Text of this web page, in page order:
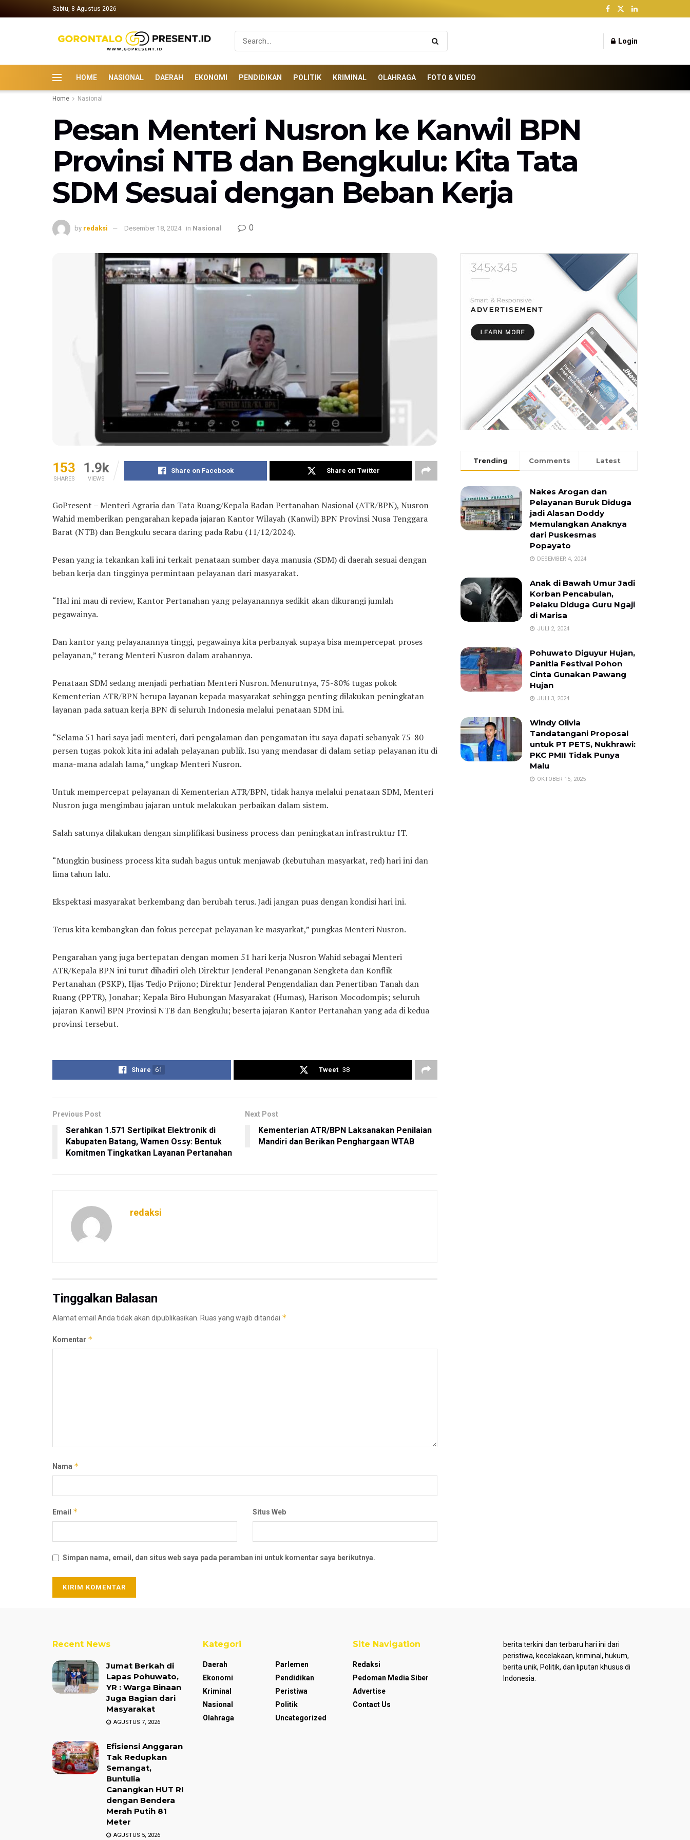
Sabtu, 8 Agustus 2026
Login
HOME NASIONAL DAERAH EKONOMI PENDIDIKAN POLITIK KRIMINAL OLAHRAGA FOTO & VIDEO
Home Nasional
Pesan Menteri Nusron ke Kanwil BPN
Provinsi NTB dan Bengkulu: Kita Tata
SDM Sesuai dengan Beban Kerja
by redaksi Desember 18, 2024 in Nasional 0
153
SHARES
1.9k
VIEWS
Share on Facebook Share on Twitter
GoPresent – Menteri Agraria dan Tata Ruang/Kepala Badan Pertanahan Nasional (ATR/BPN), Nusron
Wahid memberikan pengarahan kepada jajaran Kantor Wilayah (Kanwil) BPN Provinsi Nusa Tenggara
Barat (NTB) dan Bengkulu secara daring pada Rabu (11/12/2024).
Pesan yang ia tekankan kali ini terkait penataan sumber daya manusia (SDM) di daerah sesuai dengan
beban kerja dan tingginya permintaan pelayanan dari masyarakat.
“Hal ini mau di review, Kantor Pertanahan yang pelayanannya sedikit akan dikurangi jumlah
pegawainya.
Dan kantor yang pelayanannya tinggi, pegawainya kita perbanyak supaya bisa mempercepat proses
pelayanan,” terang Menteri Nusron dalam arahannya.
Penataan SDM sedang menjadi perhatian Menteri Nusron. Menurutnya, 75-80% tugas pokok
Kementerian ATR/BPN berupa layanan kepada masyarakat sehingga penting dilakukan peningkatan
layanan pada satuan kerja BPN di seluruh Indonesia melalui penataan SDM ini.
“Selama 51 hari saya jadi menteri, dari pengalaman dan pengamatan itu saya dapati sebanyak 75-80
persen tugas pokok kita ini adalah pelayanan publik. Isu yang mendasar di dalam setiap pelayanan itu di
mana-mana adalah lama,” ungkap Menteri Nusron.
Untuk mempercepat pelayanan di Kementerian ATR/BPN, tidak hanya melalui penataan SDM, Menteri
Nusron juga mengimbau jajaran untuk melakukan perbaikan dalam sistem.
Salah satunya dilakukan dengan simplifikasi business process dan peningkatan infrastruktur IT.
“Mungkin business process kita sudah bagus untuk menjawab (kebutuhan masyarkat, red) hari ini dan
lima tahun lalu.
Ekspektasi masyarakat berkembang dan berubah terus. Jadi jangan puas dengan kondisi hari ini.
Terus kita kembangkan dan fokus percepat pelayanan ke masyarkat,” pungkas Menteri Nusron.
Pengarahan yang juga bertepatan dengan momen 51 hari kerja Nusron Wahid sebagai Menteri
ATR/Kepala BPN ini turut dihadiri oleh Direktur Jenderal Penanganan Sengketa dan Konflik
Pertanahan (PSKP), Iljas Tedjo Prijono; Direktur Jenderal Pengendalian dan Penertiban Tanah dan
Ruang (PPTR), Jonahar; Kepala Biro Hubungan Masyarakat (Humas), Harison Mocodompis; seluruh
jajaran Kanwil BPN Provinsi NTB dan Bengkulu; beserta jajaran Kantor Pertanahan yang ada di kedua
provinsi tersebut.
Share 61 Tweet 38
Previous Post
Serahkan 1.571 Sertipikat Elektronik di
Kabupaten Batang, Wamen Ossy: Bentuk
Komitmen Tingkatkan Layanan Pertanahan
Next Post
Kementerian ATR/BPN Laksanakan Penilaian
Mandiri dan Berikan Penghargaan WTAB
redaksi
Tinggalkan Balasan
Alamat email Anda tidak akan dipublikasikan. Ruas yang wajib ditandai *
Komentar *
Nama *
Email * Situs Web
Simpan nama, email, dan situs web saya pada peramban ini untuk komentar saya berikutnya.
Trending Comments Latest
Nakes Arogan dan
Pelayanan Buruk Diduga
jadi Alasan Doddy
Memulangkan Anaknya
dari Puskesmas
Popayato
DESEMBER 4, 2024
Anak di Bawah Umur Jadi
Korban Pencabulan,
Pelaku Diduga Guru Ngaji
di Marisa
JULI 2, 2024
Pohuwato Diguyur Hujan,
Panitia Festival Pohon
Cinta Gunakan Pawang
Hujan
JULI 3, 2024
Windy Olivia
Tandatangani Proposal
untuk PT PETS, Nukhrawi:
PKC PMII Tidak Punya
Malu
OKTOBER 15, 2025
Recent News
Jumat Berkah di
Lapas Pohuwato,
YR : Warga Binaan
Juga Bagian dari
Masyarakat
AGUSTUS 7, 2026
Efisiensi Anggaran
Tak Redupkan
Semangat,
Buntulia
Canangkan HUT RI
dengan Bendera
Merah Putih 81
Meter
AGUSTUS 5, 2026
Kategori
Daerah
Ekonomi
Kriminal
Nasional
Olahraga
Parlemen
Pendidikan
Peristiwa
Politik
Uncategorized
Site Navigation
Redaksi
Pedoman Media Siber
Advertise
Contact Us
berita terkini dan terbaru hari ini dari
peristiwa, kecelakaan, kriminal, hukum,
berita unik, Politik, dan liputan khusus di
Indonesia.